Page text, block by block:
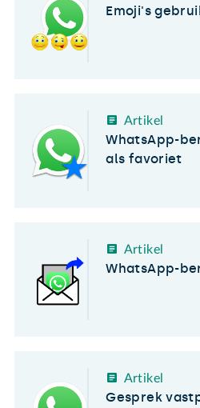
Emoji's
Artikel
WhatsApp-
als favoriet
Artikel
WhatsApp-
Artikel
Gesprek